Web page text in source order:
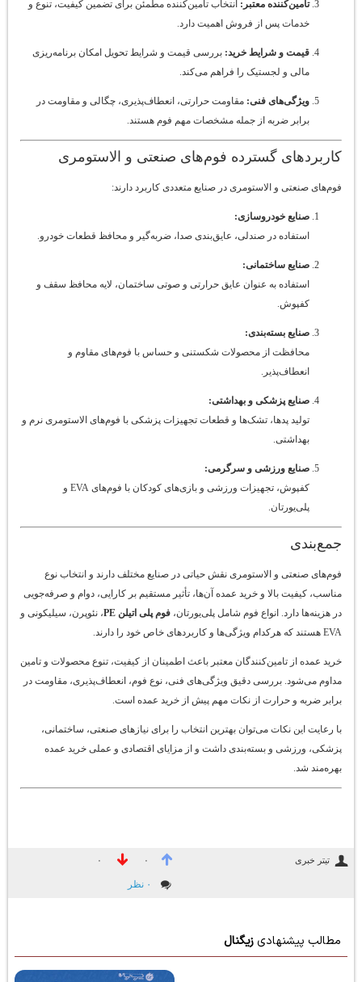
تامین‌کننده معتبر:انتخاب تامین‌کننده مطمئن برای تضمین کیفیت، تنوع و
خدمات پس از فروش اهمیت دارد.
قیمت و شرایط خرید:بررسی قیمت و شرایط تحویل امکان برنامه‌ریزی
مالی و لجستیک را فراهم می‌کند.
ویژگی‌های فنی:مقاومت حرارتی، انعطاف‌پذیری، چگالی و مقاومت در
برابر ضربه از جمله مشخصات مهم فوم هستند.
کاربردهای گسترده فوم‌های صنعتی و الاستومری
فوم‌های صنعتی و الاستومری در صنایع متعددی کاربرد دارند:
صنایع خودروسازی:
استفاده در صندلی، عایق‌بندی صدا، ضربه‌گیر و محافظ قطعات خودرو.
صنایع ساختمانی:
استفاده به عنوان عایق حرارتی و صوتی ساختمان، لایه محافظ سقف و
کفپوش.
صنایع بسته‌بندی:
محافظت از محصولات شکستنی و حساس با فوم‌های مقاوم و
انعطاف‌پذیر.
صنایع پزشکی و بهداشتی:
تولید پدها، تشک‌ها و قطعات تجهیزات پزشکی با فوم‌های الاستومری نرم و
بهداشتی.
صنایع ورزشی و سرگرمی:
کفپوش، تجهیزات ورزشی و بازی‌های کودکان با فوم‌های EVA و
پلی‌یورتان.
جمع‌بندی
فوم‌های صنعتی و الاستومری نقش حیاتی در صنایع مختلف دارند و انتخاب نوع
مناسب، کیفیت بالا و خرید عمده آن‌ها، تأثیر مستقیم بر کارایی، دوام و صرفه‌جویی
در هزینه‌ها دارد. انواع فوم شامل پلی‌یورتان،فوم پلی اتیلن PE
، نئوپرن، سیلیکونی و
EVA هستند که هرکدام ویژگی‌ها و کاربردهای خاص خود را دارند.
خرید عمده از تامین‌کنندگان معتبر باعث اطمینان از کیفیت، تنوع محصولات و تامین
مداوم می‌شود. بررسی دقیق ویژگی‌های فنی، نوع فوم، انعطاف‌پذیری، مقاومت در
برابر ضربه و حرارت از نکات مهم پیش از خرید عمده است.
با رعایت این نکات می‌توان بهترین انتخاب را برای نیازهای صنعتی، ساختمانی،
پزشکی، ورزشی و بسته‌بندی داشت و از مزایای اقتصادی و عملی خرید عمده
بهره‌مند شد.
تیتر خبری